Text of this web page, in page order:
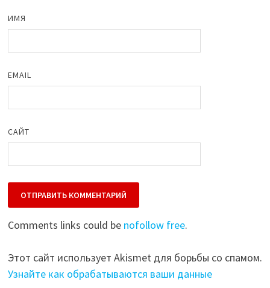
ИМЯ
EMAIL
САЙТ
Comments links could be nofollow free.
Этот сайт использует Akismet для борьбы со спамом.
Узнайте как обрабатываются ваши данные